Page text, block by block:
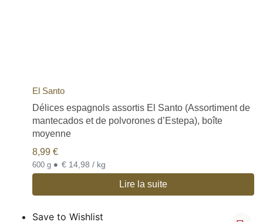
El Santo
Délices espagnols assortis El Santo (Assortiment de
mantecados et de polvorones d’Estepa), boîte
moyenne
8,99 €
600 g • € 14,98 / kg
Lire la suite
Save to Wishlist